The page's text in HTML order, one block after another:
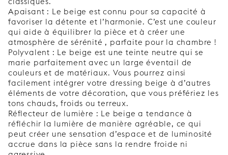
Apaisant : Le beige est connu pour sa capacité à
favoriser la détente et l’harmonie. C’est une couleur
qui aide à équilibrer la pièce et à créer une
atmosphère de sérénité , parfaite pour la chambre !
Polyvalent : Le beige est une teinte neutre qui se
marie parfaitement avec un large éventail de
couleurs et de matériaux. Vous pourrez ainsi
facilement intégrer votre dressing beige à d’autres
éléments de votre décoration, que vous préfériez les
tons chauds, froids ou terreux.
Réflecteur de lumière : Le beige a tendance à
réfléchir la lumière de manière agréable, ce qui
peut créer une sensation d’espace et de luminosité
accrue dans la pièce sans la rendre froide ni